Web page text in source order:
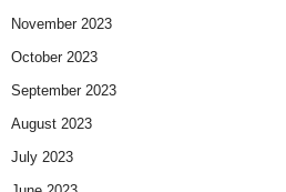
November 2023
October 2023
September 2023
August 2023
July 2023